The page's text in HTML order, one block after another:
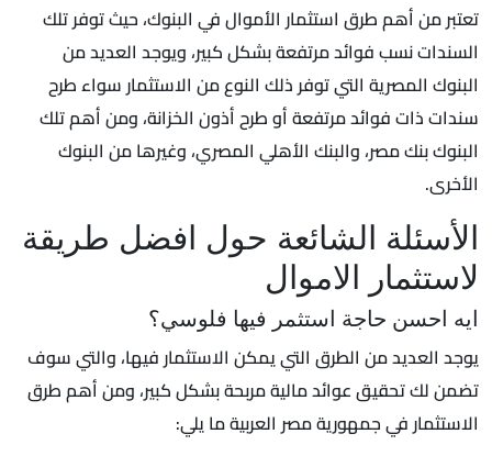
تعتبر من أهم طرق استثمار الأموال في البنوك، حيث توفر تلك
السندات نسب فوائد مرتفعة بشكل كبير، ويوجد العديد من
البنوك المصرية التي توفر ذلك النوع من الاستثمار سواء طرح
سندات ذات فوائد مرتفعة أو طرح أذون الخزانة، ومن أهم تلك
البنوك بنك مصر، والبنك الأهلي المصري، وغيرها من البنوك
الأخرى.
الأسئلة الشائعة حول افضل طريقة
لاستثمار الاموال
ايه احسن حاجة استثمر فيها فلوسي؟
يوجد العديد من الطرق التي يمكن الاستثمار فيها، والتي سوف
تضمن لك تحقيق عوائد مالية مربحة بشكل كبير، ومن أهم طرق
الاستثمار في جمهورية مصر العربية ما يلي: